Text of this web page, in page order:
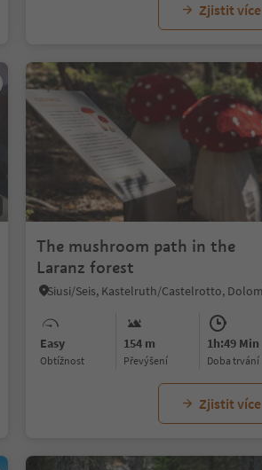
Zjistit více
The mushroom path in the
Laranz forest
Easy
Obtížnost
154 m
Převýšení
1h:49 Min
doba trvání
Zjistit více